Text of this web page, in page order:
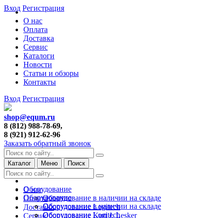
О нас
Оплата
Доставка
Сервис
Каталоги
Новости
Статьи и обзоры
Контакты
Вход Регистрация
Вход Регистрация
shop@equm.ru
8 (812) 988-78-69,
8 (921) 912-62-96
Заказать обратный звонок
Каталог Меню Поиск
О нас
Оплата
Доставка
Сервис
Оборудование
Оборудование в наличии на складе
Оборудование Logitech
Оборудование Kurt J. Lesker
Оборудование
Оборудование в наличии на складе
Оборудование Logitech